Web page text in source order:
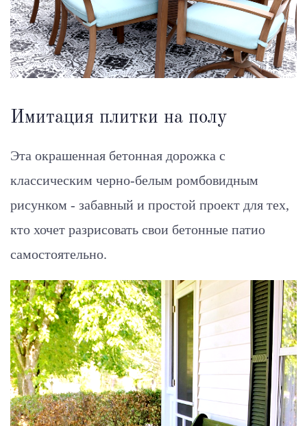
Имитация плитки на полу
Эта окрашенная бетонная дорожка с
классическим черно-белым ромбовидным
рисунком - забавный и простой проект для тех,
кто хочет разрисовать свои бетонные патио
самостоятельно.